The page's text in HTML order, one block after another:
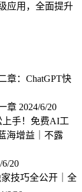
应用，全面提升
：ChatGPT快
章 2024/6/20
上手！免费AI工
海增益｜不露
6/20
家技巧全公开｜全